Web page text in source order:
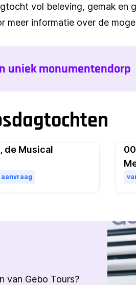
vol beleving, gemak en
meer informatie over de
uniek monumentendorp
de Musical
van Gebo Tours?